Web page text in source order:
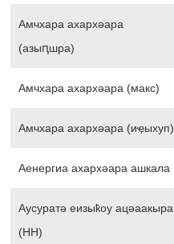
Амчхара ахархәара
(азыԥшра)
Амчхара ахархәара (макс)
Амчхара ахархәара (иҿыхуп)
Аенергиа ахархәара ашкала
Аусуратә еизыҟоу ацәаакыра
(HH)